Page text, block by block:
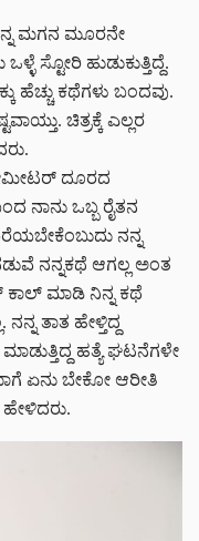
ಮಗನ ಮೂರನೇ
ಸ್ಟೋರಿ ಹುಡುಕುತ್ತಿದ್ದೆ.
ಹೆಚ್ಚು ಕಥೆಗಳು ಬಂದವು.
ಚಿತ್ರಕ್ಕೆ ಎಲ್ಲರ
ದೂರದ
ನಾನು ಒಬ್ಬ ರೈತನ
ನನ್ನ
ನನ್ನಕಥೆ ಆಗಲ್ಲ ಅಂತ
ಕಾಲ್ ಮಾಡಿ ನಿನ್ನ ಕಥೆ
ತಾತ ಹೇಳ್ತಿದ್ದ
ಹತ್ಯೆ ಘಟನೆಗಳೇ
ಏನು ಬೇಕೋ ಆರೀತಿ